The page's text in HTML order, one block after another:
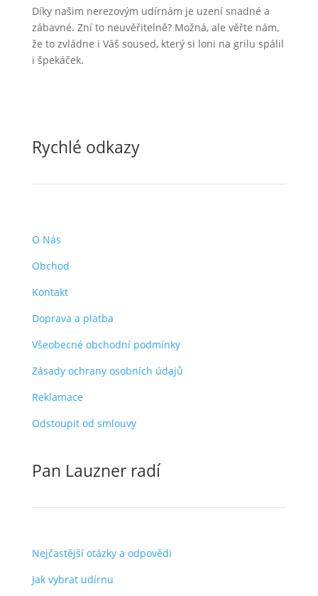
Díky našim nerezovým udírnám je uzení snadné a
zábavné. Zní to neuvěřitelně? Možná, ale věřte nám,
že to zvládne i Váš soused, který si loni na grilu spálil
i špekáček.
Rychlé odkazy
O Nás
Obchod
Kontakt
Doprava a platba
Všeobecné obchodní podmínky
Zásady ochrany osobních údajů
Reklamace
Odstoupit od smlouvy
Pan Lauzner radí
Nejčastější otázky a odpovědi
Jak vybrat udírnu